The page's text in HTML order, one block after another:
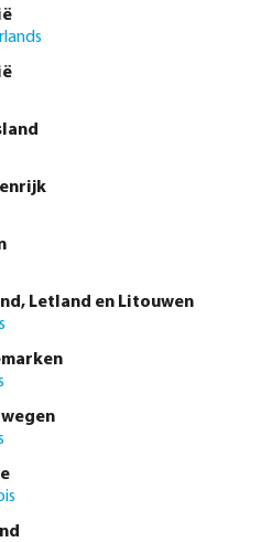
Profec Kogelkraan
binnendraad type 100
Letland en Litouwen